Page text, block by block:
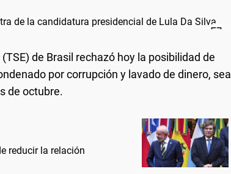
de Brasil rechazó hoy la posibilidad de
por corrupción y lavado de dinero, sea
de octubre.
reducir la relación